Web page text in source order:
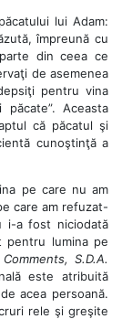
lui Adam:
împreună cu
din ceea ce
de asemenea
pentru vina
Aceasta
că păcatul şi
cunoştinţă a
pe care nu am
care am refuzat-
i-a fost niciodată
pentru lumina pe
S.D.A.
este atribuită
acea persoană.
rele şi greşite